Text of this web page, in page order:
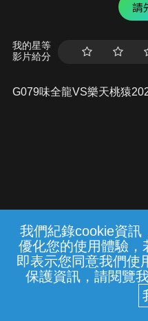
我們紀錄cookie資訊
優化您的使用體驗，
即表示您同意我們使
保護資訊，請閱覽
請
我的星等
影片給分
G079味全龍VS樂天桃猿
常見問題 線上客服
中華電信股份有
(統一編號：